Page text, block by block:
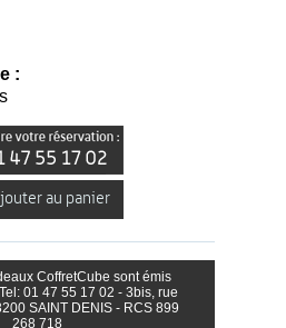
:
au panier
CoffretCube sont émis
01 47 55 17 02 - 3bis, rue
SAINT DENIS - RCS 899
268 718